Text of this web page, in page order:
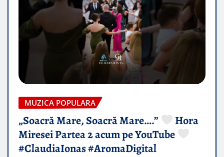
MUZICA POPULARA
„Soacră Mare, Soacră Mare….”
Hora
Miresei Partea 2 acum pe YouTube
#ClaudiaIonas #AromaDigital